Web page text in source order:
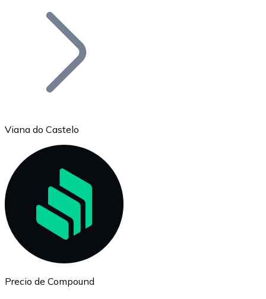
Bitcoin
Ethereum
ETH
Viana do Castelo
Precio de Compound